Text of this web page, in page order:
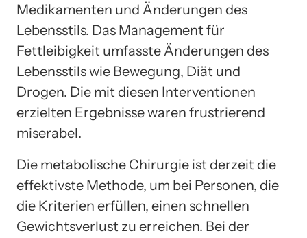
Medikamenten und Änderungen des
Lebensstils. Das Management für
Fettleibigkeit umfasste Änderungen des
Lebensstils wie Bewegung, Diät und
Drogen. Die mit diesen Interventionen
erzielten Ergebnisse waren frustrierend
miserabel.
Die metabolische Chirurgie ist derzeit die
effektivste Methode, um bei Personen, die
die Kriterien erfüllen, einen schnellen
Gewichtsverlust zu erreichen. Bei der